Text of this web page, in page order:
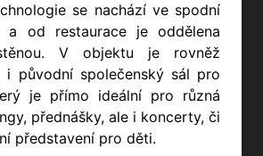
se nachází ve spodní
a od restaurace je oddělena
V objektu je rovněž
i původní společenský sál pro
je přímo ideální pro různá
přednášky, ale i koncerty, či
představení pro děti.